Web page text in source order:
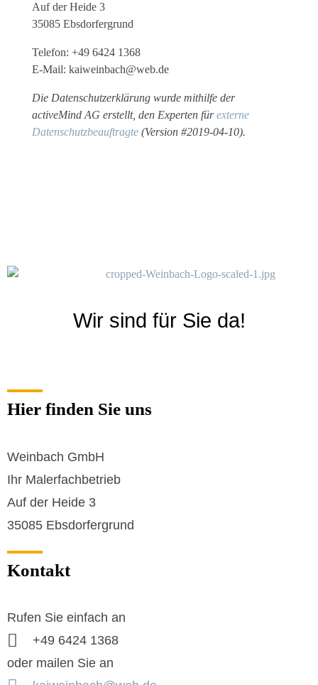
Auf der Heide 3
35085 Ebsdorfergrund
Telefon: +49 6424 1368
E-Mail: kaiweinbach@web.de
Die Datenschutzerklärung wurde mithilfe der
activeMind AG erstellt, den Experten fürexterne
Datenschutzbeauftragte (Version #2019-04-10).
Wir sind für Sie da!
Hier finden Sie uns
Weinbach GmbH
Ihr Malerfachbetrieb
Auf der Heide 3
35085 Ebsdorfergrund
Kontakt
Rufen Sie einfach an
+49 6424 1368
oder mailen Sie an